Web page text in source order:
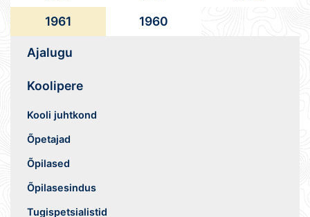
1961
1960
Ajalugu
Koolipere
Kooli juhtkond
Õpetajad
Õpilased
Õpilasesindus
Tugispetsialistid